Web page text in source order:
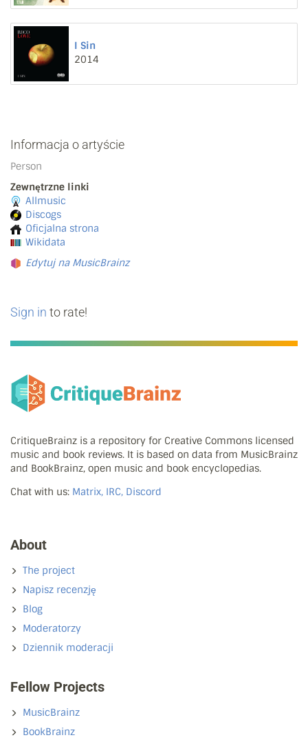
I Sin
2014
Informacja o artyście
Person
Zewnętrzne linki
Allmusic
Discogs
Oficjalna strona
Wikidata
Edytuj na MusicBrainz
Sign in to rate!
CritiqueBrainz is a repository for Creative Commons licensed
music and book reviews. It is based on data from MusicBrainz
and BookBrainz, open music and book encyclopedias.
Chat with us: Matrix, IRC, Discord
About
The project
Napisz recenzję
Blog
Moderatorzy
Dziennik moderacji
Fellow Projects
MusicBrainz
BookBrainz